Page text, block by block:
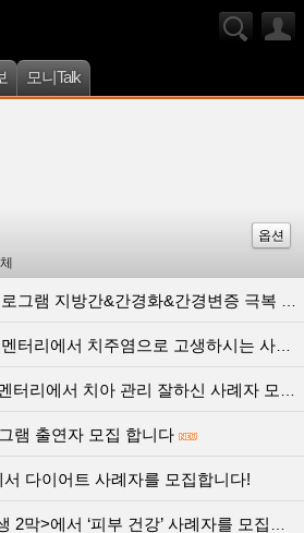
모니Talk
옵션
지방간&간경화&간경변증 극복 사례자 섭외
에서 치주염으로 고생하시는 사례자분 모십니다.
리에서 치아 관리 잘하신 사례자 모십니다
램 출연자 모집 합니다
다이어트 사례자를 모집합니다!
>에서 ‘피부 건강’ 사례자를 모집합니다!